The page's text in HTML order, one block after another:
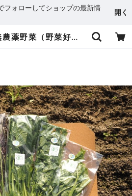
フォローしてショップの最新情
開く
おまかせ無農薬野菜（野菜好きの方向け 根菜&葉物野菜 20束前後） | 愛媛発の自然食品店 電子食品流通研究所オンラインストア｜電食で、おいしく、健康に